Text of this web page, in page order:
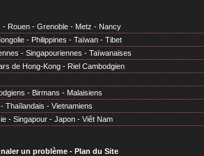
- Rouen - Grenoble - Metz - Nancy
- Philippines - Taïwan - Tibet
- Singapouriennes - Taïwanaises
de Hong-Kong - Riel Cambodgien
- Birmans - Malaisiens
- Thaïlandais - Vietnamiens
- Singapour - Japon - Viêt Nam
un problème- Plan du Site